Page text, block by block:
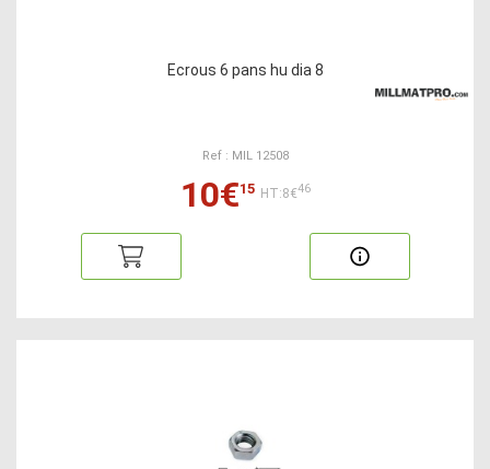
Ecrous 6 pans hu dia 8
Ref : MIL 12508
10€15 HT:8€46